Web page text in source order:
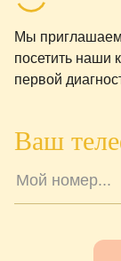
Мы
посетить наши
первой
Ваш